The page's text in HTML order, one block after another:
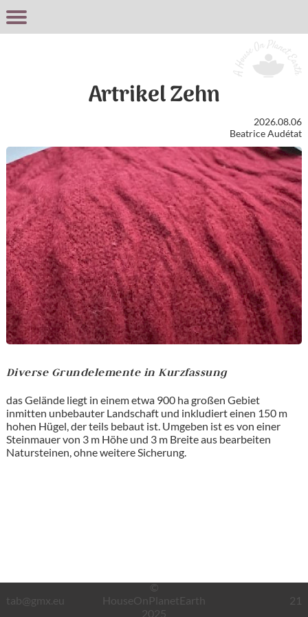
Artrikel Zehn
2026.08.06
Beatrice Audétat
Diverse Grundelemente in Kurzfassung
das Gelände liegt in einem etwa 900 ha großen Gebiet
inmitten unbebauter Landschaft und inkludiert einen 150 m
hohen Hügel, der teils bebaut ist. Umgeben ist es von einer
Steinmauer von 3 m Höhe und 3 m Breite aus bearbeiten
Natursteinen, ohne weitere Sicherung.
tab@gmx.eu
©
HouseOnPlanetEarth
2025
21